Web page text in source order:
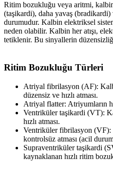
Ritim bozukluğu veya aritmi, kalbin
(taşikardi), daha yavaş (bradikardi)
durumudur. Kalbin elektriksel
neden olabilir. Kalbin her atışı,
tetiklenir. Bu sinyallerin
Ritim Bozukluğu Türleri
Atriyal fibrilasyon (AF):
düzensiz ve hızlı atması.
Atriyal flatter: Atriyumların
Ventriküler taşikardi (VT):
hızlı atması.
Ventriküler fibrilasyon (VF):
kontrolsüz atması (acil
Supraventriküler taşikardi
kaynaklanan hızlı ritim